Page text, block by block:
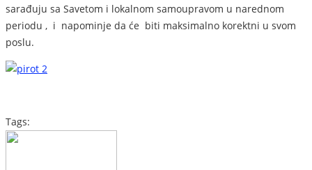
sarađuju sa Savetom i lokalnom samoupravom u narednom
periodu , i napominje da će biti maksimalno korektni u svom
poslu.
Tags: